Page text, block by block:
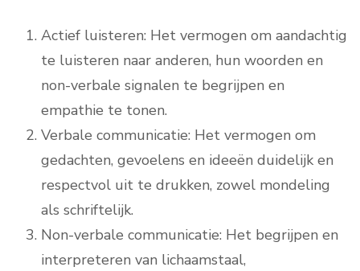
Actief luisteren: Het vermogen om aandachtig
te luisteren naar anderen, hun woorden en
non-verbale signalen te begrijpen en
empathie te tonen.
Verbale communicatie: Het vermogen om
gedachten, gevoelens en ideeën duidelijk en
respectvol uit te drukken, zowel mondeling
als schriftelijk.
Non-verbale communicatie: Het begrijpen en
interpreteren van lichaamstaal,